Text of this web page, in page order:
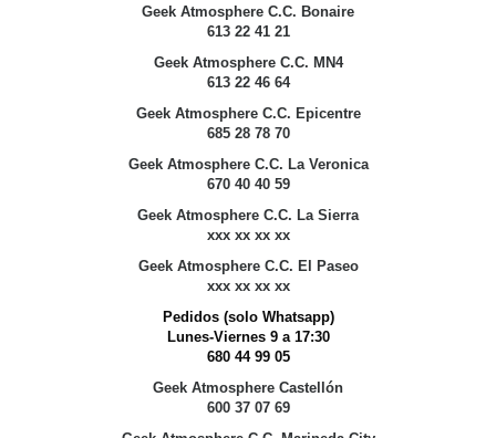
Geek Atmosphere C.C. Bonaire
613 22 41 21
Geek Atmosphere C.C. MN4
613 22 46 64
Geek Atmosphere C.C. Epicentre
685 28 78 70
Geek Atmosphere C.C. La Veronica
670 40 40 59
Geek Atmosphere C.C. La Sierra
xxx xx xx xx
Geek Atmosphere C.C. El Paseo
xxx xx xx xx
Pedidos (solo Whatsapp)
Lunes-Viernes 9 a 17:30
680 44 99 05
Geek Atmosphere Castellón
600 37 07 69